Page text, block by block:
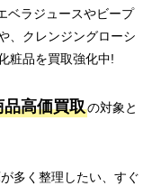
ベラジュースやビープ
、クレンジングローシ
粧品を買取強化中!
高価買取の対象と
多く整理したい、すぐ